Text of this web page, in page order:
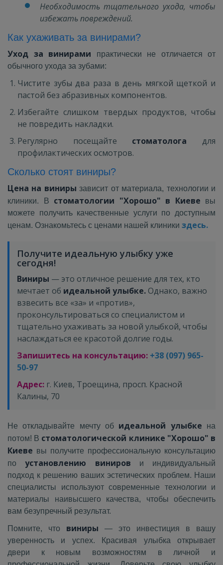
Необходимость тщательного ухода, чтобы
избежать повреждений.
Как ухаживать за винирами?
Уход за винирами практически не отличается от
обычного ухода за зубами:
Чистите зубы два раза в день мягкой щеткой и
пастой без абразивных компонентов.
Избегайте слишком твердых продуктов, чтобы
не повредить накладки.
Регулярно посещайте стоматолога для
профилактических осмотров.
Сколько стоят виниры?
Цена на виниры зависит от материала, технологии и
клиники. В стоматологии "Хорошо" в Киеве вы
можете получить качественные услуги по доступным
ценам. Ознакомьтесь с ценами нашей клиники здесь.
Получите идеальную улыбку уже
сегодня!
Виниры — это отличное решение для тех, кто
мечтает об идеальной улыбке. Однако, важно
взвесить все «за» и «против»,
проконсультироваться со специалистом и
тщательно ухаживать за новой улыбкой, чтобы
наслаждаться ее красотой долгие годы.
Запишитесь на консультацию: +38 (097) 965-
50-97
Адрес: г. Киев, Троещина, просп. Красной
Калины, 70
Не откладывайте мечту об идеальной улыбке на
потом! В стоматологической клинике "Хорошо" в
Киеве вы получите профессиональную консультацию
поустановлению виниров и индивидуальный
подход к решению ваших эстетических проблем. Наши
специалисты используют современные технологии и
материалы наивысшего качества, чтобы обеспечить
вам безупречный результат.
Помните, что виниры — это инвестиция в вашу
уверенность и успех. Красивая улыбка открывает
двери к новым возможностям в личной и